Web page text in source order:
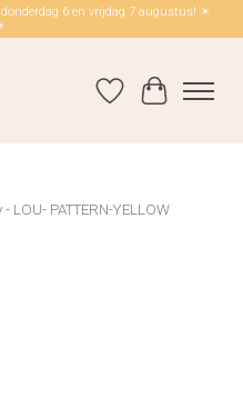
6 en vrijdag 7 augustus! ☀
Verlanglijst
LOU- PATTERN-YELLOW